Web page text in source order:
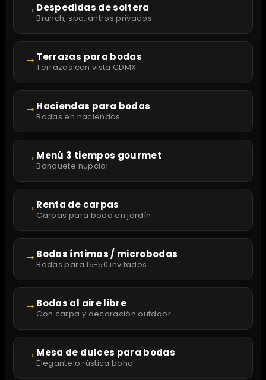
→ Despedidas de soltera
Brunch, spa, antros privados
→ Terrazas para bodas
Terrazas con vista CDMX
→ Haciendas para bodas
Bodas en haciendas
→ Menú 3 tiempos gourmet
Banquete nupcial
→ Renta de carpas
Carpas para boda en jardín
→ Bodas íntimas / microbodas
Bodas para 15-50 invitados
→ Bodas al aire libre
Con carpa y decoración outdoor
→ Mesa de dulces para bodas
Elegante o rústica boho